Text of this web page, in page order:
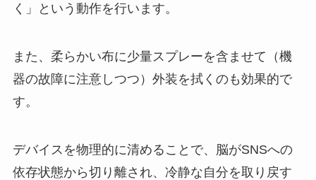
く」という動作を行います。
また、柔らかい布に少量スプレーを含ませて（機
器の故障に注意しつつ）外装を拭くのも効果的で
す。
デバイスを物理的に清めることで、脳がSNSへの
依存状態から切り離され、冷静な自分を取り戻す